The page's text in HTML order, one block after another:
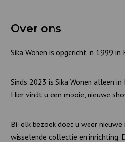
Over ons
Sika Wonen is opgericht in 1999 in
Sinds 2023 is Sika Wonen alleen
Hier vindt u een mooie, nieuwe
Bij elk bezoek doet u weer nieuwe
wisselende collectie en inrichting.